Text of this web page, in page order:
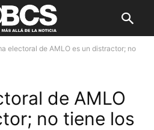
electoral de AMLO es un distractor; no
de AMLO
no tiene los